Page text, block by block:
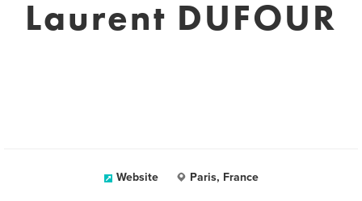
Laurent DUFOUR
Website Paris, France